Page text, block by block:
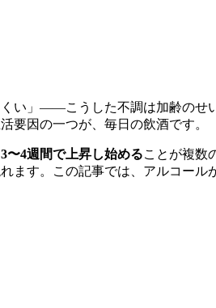
い」——こうした不調は加齢のせ
要因の一つが、毎日の飲酒です。
〜4週間で上昇し始めることが複数
ます。この記事では、アルコー